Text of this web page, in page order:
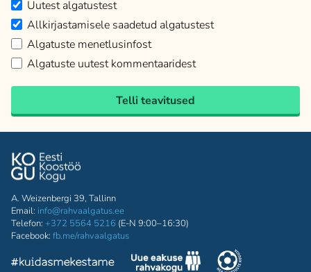
Uutest algatustest
Allkirjastamisele saadetud algatustest
Algatuste menetlusinfost
Algatuste uutest kommentaaridest
Telli teavitused
A. Weizenbergi 39, Tallinn
Email: info@rahvaalgatus.ee
Telefon: +372 5564 5216 (E-N 9:00–16:30)
Facebook: fb.me/rahvaalgatus